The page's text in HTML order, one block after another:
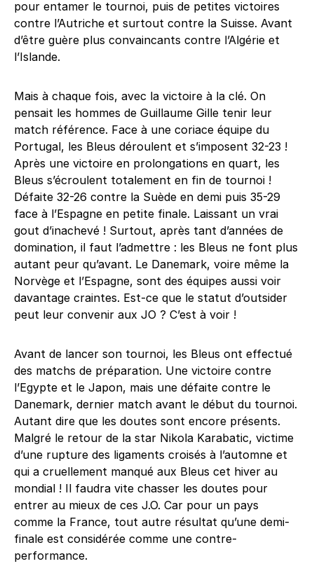
pour entamer le tournoi, puis de petites victoires
contre l’Autriche et surtout contre la Suisse. Avant
d’être guère plus convaincants contre l’Algérie et
l’Islande.
Mais à chaque fois, avec la victoire à la clé. On
pensait les hommes de Guillaume Gille tenir leur
match référence. Face à une coriace équipe du
Portugal, les Bleus déroulent et s’imposent 32-23 !
Après une victoire en prolongations en quart, les
Bleus s’écroulent totalement en fin de tournoi !
Défaite 32-26 contre la Suède en demi puis 35-29
face à l’Espagne en petite finale. Laissant un vrai
gout d’inachevé ! Surtout, après tant d’années de
domination, il faut l’admettre : les Bleus ne font plus
autant peur qu’avant. Le Danemark, voire même la
Norvège et l’Espagne, sont des équipes aussi voir
davantage craintes. Est-ce que le statut d’outsider
peut leur convenir aux JO ? C’est à voir !
Avant de lancer son tournoi, les Bleus ont effectué
des matchs de préparation. Une victoire contre
l’Egypte et le Japon, mais une défaite contre le
Danemark, dernier match avant le début du tournoi.
Autant dire que les doutes sont encore présents.
Malgré le retour de la star Nikola Karabatic, victime
d’une rupture des ligaments croisés à l’automne et
qui a cruellement manqué aux Bleus cet hiver au
mondial ! Il faudra vite chasser les doutes pour
entrer au mieux de ces J.O. Car pour un pays
comme la France, tout autre résultat qu’une demi-
finale est considérée comme une contre-
performance.